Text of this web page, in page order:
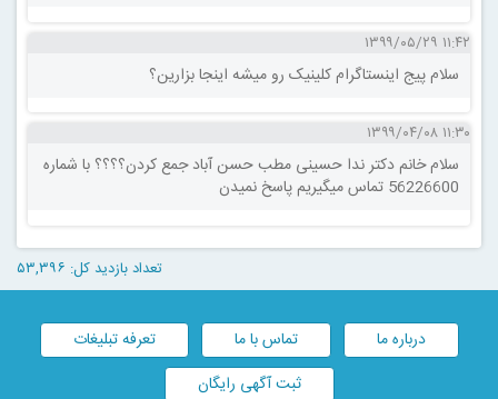
۱۱:۴۲ ۱۳۹۹/۰۵/۲۹
سلام پیج اینستاگرام کلینیک رو میشه اینجا بزارین؟
۱۱:۳۰ ۱۳۹۹/۰۴/۰۸
سلام خانم دکتر ندا حسینی مطب حسن آباد جمع کردن؟؟؟؟ با شماره
56226600 تماس میگیریم پاسخ نمیدن
تعداد بازدید کل: ۵۳,۳۹۶
درباره ما تماس با ما
تعرفه تبلیغات
ثبت آگهی رایگان